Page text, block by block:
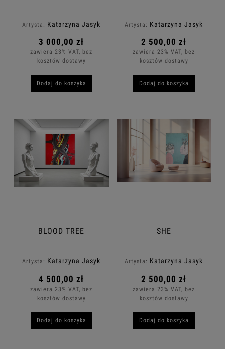
Artysta: Katarzyna Jasyk
3 000,00 zł
zawiera 23% VAT, bez
kosztów dostawy
Dodaj do koszyka
Artysta: Katarzyna Jasyk
2 500,00 zł
zawiera 23% VAT, bez
kosztów dostawy
Dodaj do koszyka
BLOOD TREE
Artysta: Katarzyna Jasyk
4 500,00 zł
zawiera 23% VAT, bez
kosztów dostawy
Dodaj do koszyka
SHE
Artysta: Katarzyna Jasyk
2 500,00 zł
zawiera 23% VAT, bez
kosztów dostawy
Dodaj do koszyka